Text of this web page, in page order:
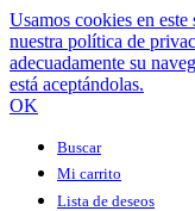
Usamos cookies en
nuestra política de
adecuadamente su
está aceptándolas.
OK
Buscar
Mi carrito
Lista de deseos